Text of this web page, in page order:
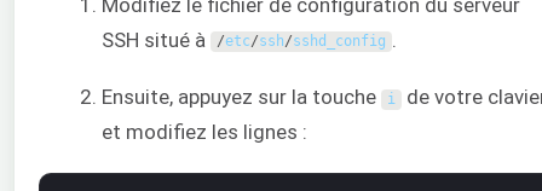
SSH situé à
/etc/ssh/sshd_config .
Ensuite, appuyez sur la touche i de votre
et modifiez les lignes :